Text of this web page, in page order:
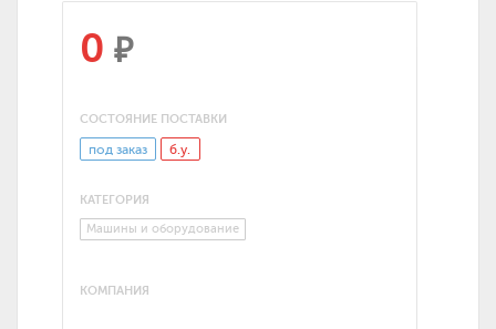
0 ₽
СОСТОЯНИЕ ПОСТАВКИ
под заказ б.у.
КАТЕГОРИЯ
Машины и оборудование
КОМПАНИЯ